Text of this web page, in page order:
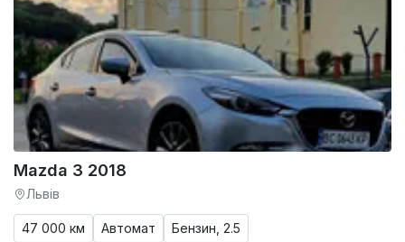
Mazda 3 2018
Львів
47 000 км Автомат Бензин, 2.5